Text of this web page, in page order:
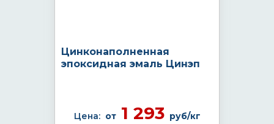
Цинконаполненная
эпоксидная эмаль Цинэп
Цена: от1 293 руб/кг